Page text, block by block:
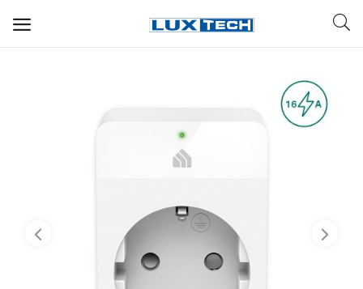
РЕШЕНИЯ ДЛЯ ДОМА